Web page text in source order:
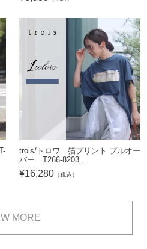
trois/トロワ 箔プリント プルオー
バー T266-8203...
¥16,280 （税込）
MORE